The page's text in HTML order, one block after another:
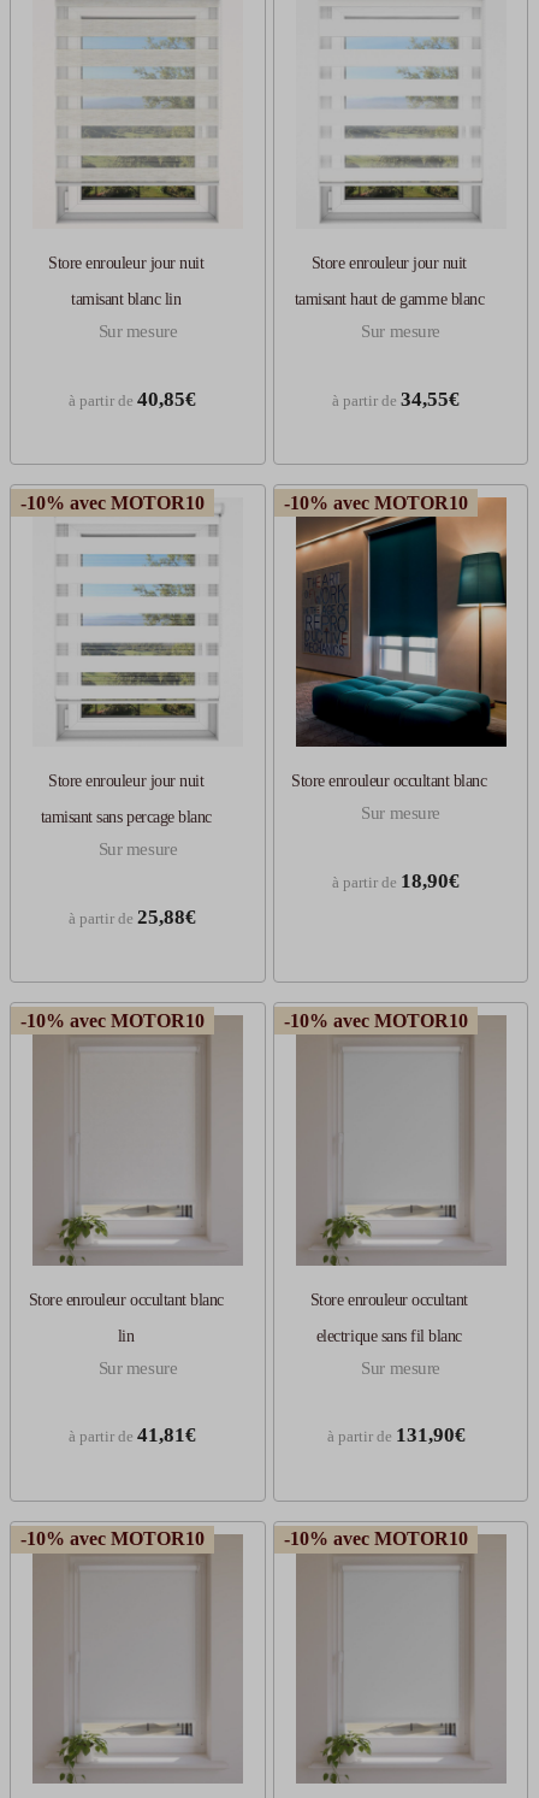
Store enrouleur jour nuit
tamisant blanc lin
Sur mesure
à partir de 40,85€
Store enrouleur jour nuit
tamisant haut de gamme blanc
Sur mesure
à partir de 34,55€
-10% avec MOTOR10
Store enrouleur jour nuit
tamisant sans percage blanc
Sur mesure
à partir de 25,88€
-10% avec MOTOR10
Store enrouleur occultant blanc
Sur mesure
à partir de 18,90€
-10% avec MOTOR10
Store enrouleur occultant blanc
lin
Sur mesure
à partir de 41,81€
-10% avec MOTOR10
Store enrouleur occultant
electrique sans fil blanc
Sur mesure
à partir de 131,90€
-10% avec MOTOR10 -10% avec MOTOR10